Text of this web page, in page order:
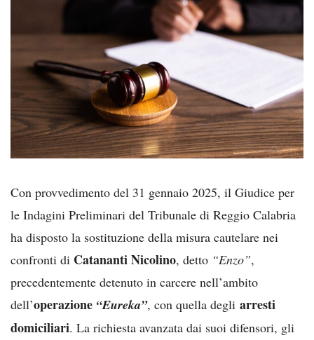
Con provvedimento del 31 gennaio 2025, il Giudice per
le Indagini Preliminari del Tribunale di Reggio Calabria
ha disposto la sostituzione della misura cautelare nei
confronti di Catananti Nicolino, detto “Enzo”,
precedentemente detenuto in carcere nell’ambito
dell’operazione “Eureka”, con quella degli arresti
domiciliari. La richiesta avanzata dai suoi difensori, gli